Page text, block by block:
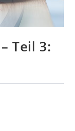
Teil 3: